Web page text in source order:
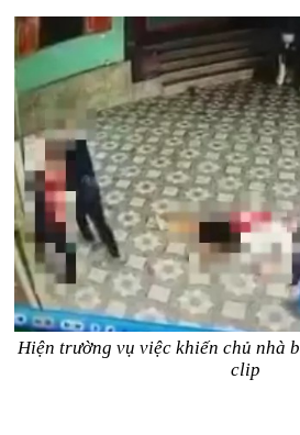
Hiện trường vụ việc khiến chủ nhà
clip